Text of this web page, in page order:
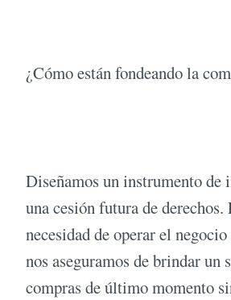
¿Cómo están fondeando la
Diseñamos un instrumento de
una cesión futura de
necesidad de operar el
nos aseguramos de brindar
compras de último momento